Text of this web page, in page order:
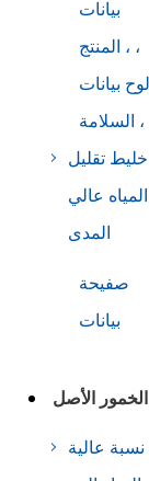
بيانات
المنتج ، ،
بيانات
السلامة ،
خليط تقليل
المياه عالي
المدى
صفيحة
بيانات
الخمور الأصل
نسبة عالية